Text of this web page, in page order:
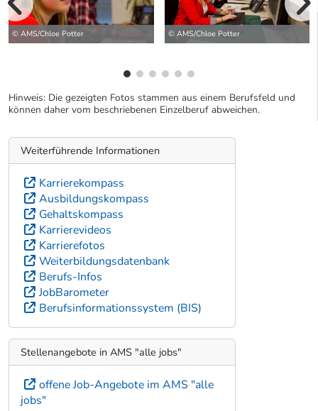
© AMS/Chloe Potter © AMS/Chloe Potter
Hinweis: Die gezeigten Fotos stammen aus einem Berufsfeld und
können daher vom beschriebenen Einzelberuf abweichen.
Weiterführende Informationen
Karrierekompass
Ausbildungskompass
Gehaltskompass
Karrierevideos
Karrierefotos
Weiterbildungsdatenbank
Berufs-Infos
JobBarometer
Berufsinformationssystem (BIS)
Stellenangebote in AMS "alle jobs"
offene Job-Angebote im AMS "alle
jobs"